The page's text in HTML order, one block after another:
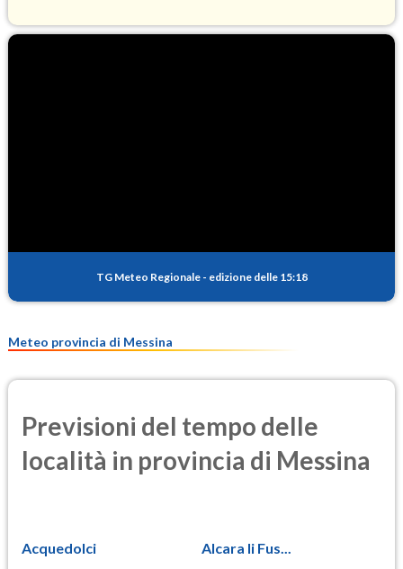
PM25
TG Meteo Regionale - edizione delle 15:18
Meteo provincia di Messina
Previsioni del tempo delle
località in provincia di Messina
Acquedolci Alcara li Fus...